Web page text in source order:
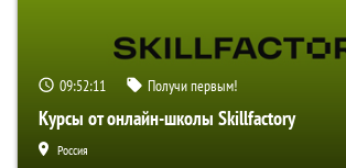
09:52:10 Получи первым!
Курсы от онлайн-школы Skillfactory
Россия